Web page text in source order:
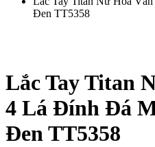
Đen TT5358
Lắc Tay Titan
4 Lá Đính Đá
Đen TT5358